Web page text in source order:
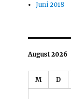
Juni 2018
August 2026
M D